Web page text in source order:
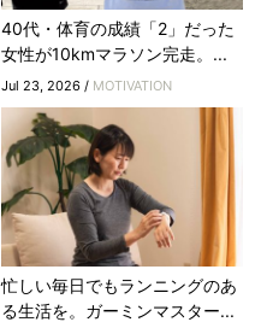
40代・体育の成績「2」だった
女性が10kmマラソン完走。...
Jul 23, 2026 / MOTIVATION
忙しい毎日でもランニングのあ
る生活を。ガーミンマスター...